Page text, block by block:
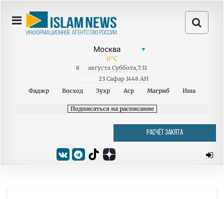
0°C
8 августа Суббота,7:31
23 Сафар 1448 AH
Фаджр
Восход Зухр Аср Магриб Иша
Подписаться на расписание
РАСЧЁТ ЗАКЯТА